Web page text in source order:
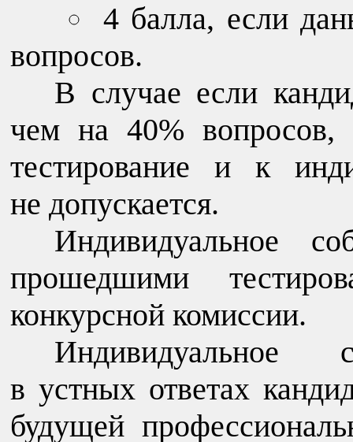
4 балла, если
вопросов.
В случае если
чем на 40% вопросов,
тестирование и к
не допускается.
Индивидуальное
прошедшими
конкурсной комиссии.
Индивидуальное
в устных ответах
будущей